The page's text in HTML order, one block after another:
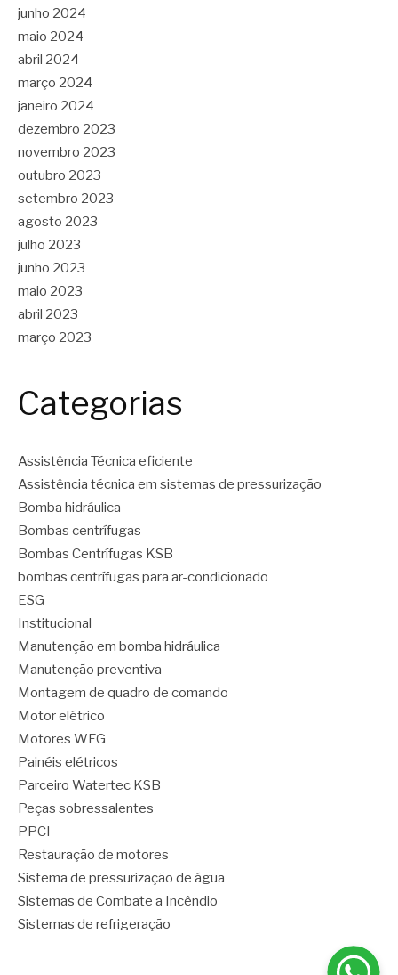
junho 2024
maio 2024
abril 2024
março 2024
janeiro 2024
dezembro 2023
novembro 2023
outubro 2023
setembro 2023
agosto 2023
julho 2023
junho 2023
maio 2023
abril 2023
março 2023
Categorias
Assistência Técnica eficiente
Assistência técnica em sistemas de pressurização
Bomba hidráulica
Bombas centrífugas
Bombas Centrífugas KSB
bombas centrífugas para ar-condicionado
ESG
Institucional
Manutenção em bomba hidráulica
Manutenção preventiva
Montagem de quadro de comando
Motor elétrico
Motores WEG
Painéis elétricos
Parceiro Watertec KSB
Peças sobressalentes
PPCI
Restauração de motores
Sistema de pressurização de água
Sistemas de Combate a Incêndio
Sistemas de refrigeração